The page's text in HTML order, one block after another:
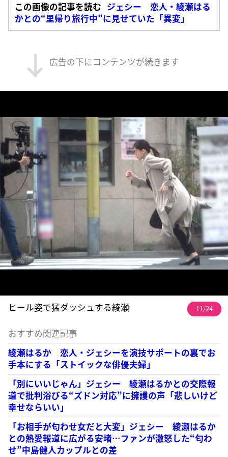
この画像の記事を読む ジェシー 恋人・綾瀬はる
かとの“里帰り旅行中”に見せていた「異変」
広告の下にコンテンツが続きます
ヒール姿で猛ダッシュする綾瀬 11/24
おすすめ関連記事
綾瀬はるか 恋人・ジェシーを演技サポートの裏でお
手本にする「ストイックな俳優夫婦」
「別にいいじゃん」ジェシー 綾瀬はるかとの交際報
道で批判浴びる“ズドン対応”に擁護の声「悲しいけど
幸せならいい」
「お相手が匂わせ女だと大変」ジェシー 綾瀬はるか
との熱愛報道に広がる安堵…ファンが激怒した“匂わ
せ”中島健人カップルとの差